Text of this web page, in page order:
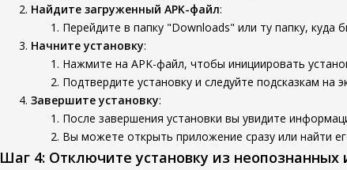
Найдите загруженный APK-файл:
Перейдите в папку "Downloads" или ту папку, куда
Начните установку:
Нажмите на APK-файл, чтобы инициировать
Подтвердите установку и следуйте подсказкам на
Завершите установку:
После завершения установки вы увидите
Вы можете открыть приложение сразу или найти
Шаг 4: Отключите установку из неопознанных